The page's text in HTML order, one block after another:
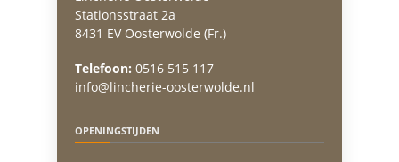
Stationsstraat 2a
8431 EV Oosterwolde (Fr.)
Telefoon: 0516 515 117
info@lincherie-oosterwolde.nl
OPENINGSTIJDEN